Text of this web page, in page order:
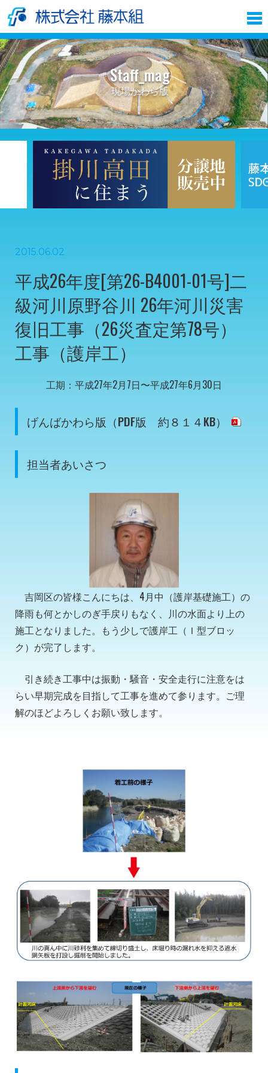
Staff_mag
現場かわら版
2015.06.02
平成26年度[第26-B4001-01号]二
級河川原野谷川 26年河川災害
復旧工事（26災査定第78号）
工事（護岸工）
工期：平成27年2月7日〜平成27年6月30日
げんばかわら版（PDF版 約８１４KB）
担当者あいさつ
吉岡区の皆様こんにちは、4月中（護岸基礎施工）の
降雨も何とかしのぎ手戻りもなく、川の水面より上の
施工となりました。もう少しで護岸工（Ｉ型ブロッ
ク）が完了します。
引き続き工事中は振動・騒音・安全走行に注意をは
らい早期完成を目指して工事を進めて参ります。ご理
解のほどよろしくお願い致します。